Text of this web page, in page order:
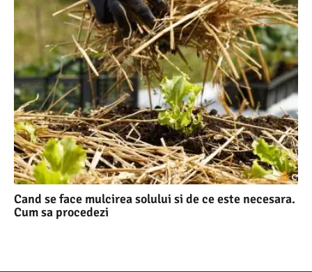
Cand se face mulcirea solului si de ce este necesara.
Cum sa procedezi